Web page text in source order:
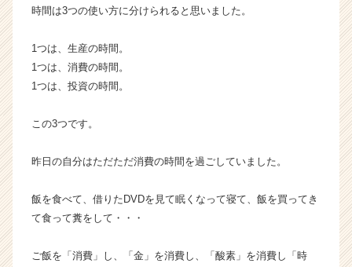
ア
r
r
e
r）
時間は3つの使い方に分けられると思いました。
1つは、生産の時間。
1つは、消費の時間。
1つは、投資の時間。
この3つです。
昨日の自分はただただ消費の時間を過ごしていました。
飯を食べて、借りたDVDを見て眠くなって寝て、飯を買ってき
て食って糞をして・・・
ご飯を「消費」し、「金」を消費し、「酸素」を消費し「時